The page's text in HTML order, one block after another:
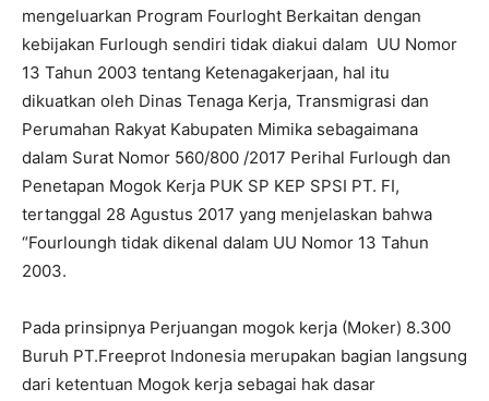
mengeluarkan Program Fourloght Berkaitan dengan
kebijakan Furlough sendiri tidak diakui dalam UU Nomor
13 Tahun 2003 tentang Ketenagakerjaan, hal itu
dikuatkan oleh Dinas Tenaga Kerja, Transmigrasi dan
Perumahan Rakyat Kabupaten Mimika sebagaimana
dalam Surat Nomor 560/800 /2017 Perihal Furlough dan
Penetapan Mogok Kerja PUK SP KEP SPSI PT. FI,
tertanggal 28 Agustus 2017 yang menjelaskan bahwa
“Fourloungh tidak dikenal dalam UU Nomor 13 Tahun
2003.
Pada prinsipnya Perjuangan mogok kerja (Moker) 8.300
Buruh PT.Freeprot Indonesia merupakan bagian langsung
dari ketentuan Mogok kerja sebagai hak dasar